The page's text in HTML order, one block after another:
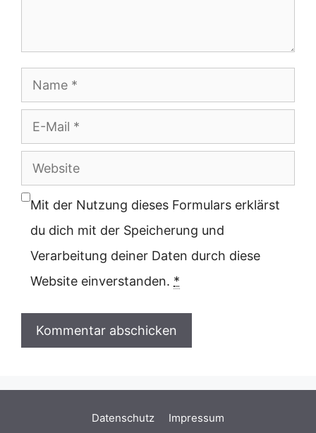
Name
E-
Mail
Website
Mit der Nutzung dieses Formulars erklärst
du dich mit der Speicherung und
Verarbeitung deiner Daten durch diese
Website einverstanden. *
Datenschutz Impressum